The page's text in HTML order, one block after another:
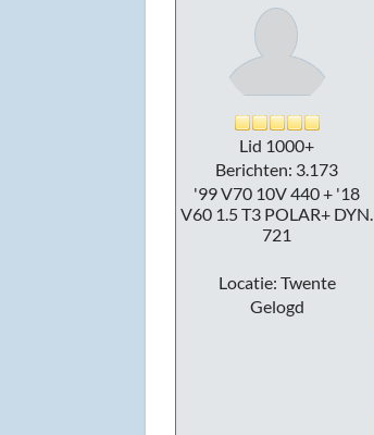
Lid 1000+
Berichten: 3.173
'99 V70 10V 440 + '18
V60 1.5 T3 POLAR+ DYN.
721
Locatie: Twente
Gelogd